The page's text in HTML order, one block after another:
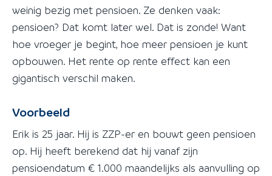
weinig bezig met pensioen. Ze denken vaak:
pensioen? Dat komt later wel. Dat is zonde! Want
hoe vroeger je begint, hoe meer pensioen je kunt
opbouwen. Het rente op rente effect kan een
gigantisch verschil maken.
Voorbeeld
Erik is 25 jaar. Hij is ZZP-er en bouwt geen pensioen
op. Hij heeft berekend dat hij vanaf zijn
pensioendatum € 1.000 maandelijks als aanvulling op